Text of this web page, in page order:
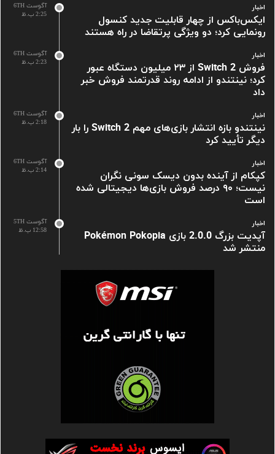
آگوست 6TH
2:25 ب.ظ
اخبار
ایکس‌باکس از چهار قابلیت جدید کنسول
رونمایی کرد؛ دو ویژگی پرتقاضا در راه هستند
آگوست 6TH
2:23 ب.ظ
اخبار
فروش Switch 2 از ۲۳ میلیون دستگاه عبور
کرد؛ نینتندو از ادامه روند قدرتمند فروش خبر
داد
آگوست 6TH
2:18 ب.ظ
اخبار
نینتندو بازه انتشار بازی‌های مهم Switch 2 را بار
دیگر تأیید کرد
آگوست 6TH
2:14 ب.ظ
اخبار
کپکام از آینده بدون دیسک سونی نگران
نیست؛ ۹۰ درصد فروش بازی‌ها دیجیتالی شده
است
آگوست 5TH
12:58 ب.ظ
اخبار
آپدیت بزرگ 2.0.0 بازی Pokémon Pokopia
منتشر شد